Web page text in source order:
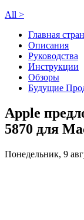
All >
Главная
Описания
Руководства
Инструкции
Обзоры
Будущие
Apple
5870 для
Понедельник, 9